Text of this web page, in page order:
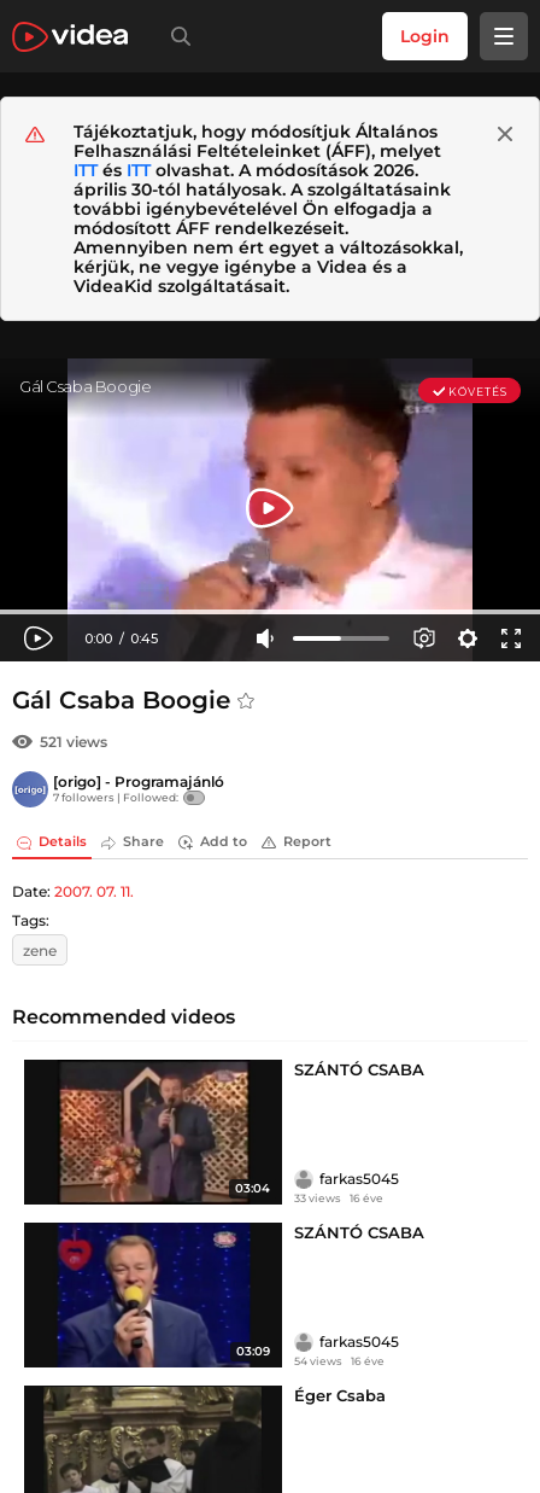
Login
Tájékoztatjuk, hogy módosítjuk Általános
Felhasználási Feltételeinket (ÁFF), melyet
ITTés ITTolvashat. A módosítások 2026.
április 30-tól hatályosak. A szolgáltatásaink
további igénybevételével Ön elfogadja a
módosított ÁFF rendelkezéseit.
Amennyiben nem ért egyet a változásokkal,
kérjük, ne vegye igénybe a Videa és a
VideaKid szolgáltatásait.
Gál Csaba Boogie
521 views
[origo] - Programajánló
7 followers | Followed:
Details Share Add to Report
Date: 2007. 07. 11.
Tags:
zene
Recommended videos
03:04
SZÁNTÓ CSABA
farkas5045
33 views 16 éve
03:09
SZÁNTÓ CSABA
farkas5045
54 views 16 éve
Éger Csaba